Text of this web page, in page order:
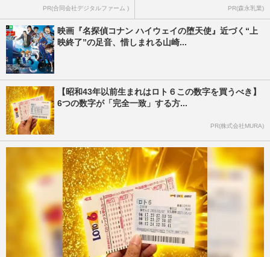
PR(合同会社デジタルファーム ) PR(森永乳業)
映画『名探偵コナン ハイウェイの堕天使』近づく“上
映終了”の足音、惜しまれる山崎...
【昭和43年以前生まれはロト６この数字を買うべき】
6つの数字が「完全一致」する方...
PR(株式会社MURA)